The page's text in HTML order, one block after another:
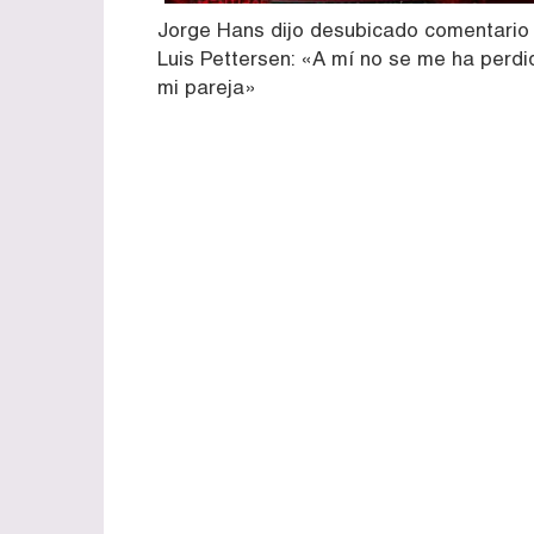
Jorge Hans dijo desubicado comentario
Luis Pettersen: «A mí no se me ha
mi pareja»